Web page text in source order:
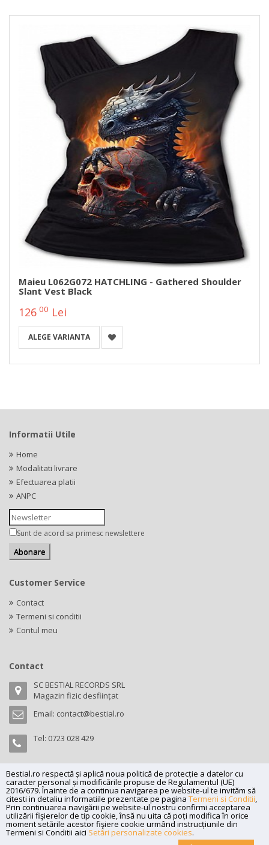
Maieu L062G072 HATCHLING - Gathered Shoulder
Slant Vest Black
126 00 Lei
ALEGE VARIANTA
Bestial.ro respectă și aplică noua politică de protecție a datelor cu
caracter personal și modificările propuse de Regulamentul (UE)
2016/679. Înainte de a continua navigarea pe website-ul te invităm să
citesti in detaliu informatiile prezentate pe pagina Termeni si Conditii,
Prin continuarea navigării pe website-ul nostru confirmi acceptarea
utilizării fişierelor de tip cookie, însă nu uita că poți modifica în orice
moment setările acestor fişiere cookie urmând instrucțiunile din
Termeni si Conditii aici Setări personalizate cookies.
Informatii Utile
Home
Modalitati livrare
Efectuarea platii
ANPC
Sunt de acord sa primesc newslettere
Customer Service
Contact
Termeni si conditii
Contul meu
Contact
SC BESTIAL RECORDS SRL
Magazin fizic desființat
Email: contact@bestial.ro
Tel: 0723 028 429
Copyright (C) 2026bestial.ro -All rights reserved.
SC BESTIAL RECORDS SRL, Nr. R.C.: J35/345/2005, C.U.I.: RO17197870,
Adresa: Magazin fizic desființat
Powered byNet Interaction.